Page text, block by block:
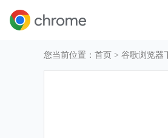
您当前位置： 首页 > 谷歌浏览器